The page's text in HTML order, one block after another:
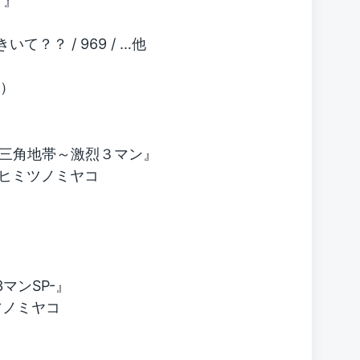
いて？？ / 969 / …他
角地帯～激烈３マン』
ミツノミヤコ
ンSP-』
ミヤコ